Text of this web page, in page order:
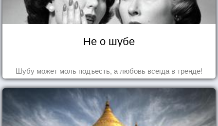
Не о шубе
Шубу может моль подъесть, а любовь всегда в тренде!